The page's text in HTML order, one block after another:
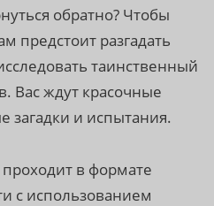
обратно? Чтобы
предстоит разгадать
таинственный
Вас ждут красочные
загадки и испытания.
в формате
с использованием